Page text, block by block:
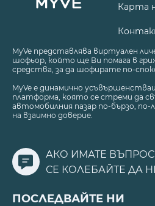
Карта
MyVe представлява виртуален
шофьор, който ще Ви помага в
средства, за да шофирате по-
MyVe е динамично
платформа, която се стреми да
автомобилния пазар по-бързо, по-
на взаимно доверие.
АКО ИМАТЕ
СЕ КОЛЕБАЙТЕ ДА
ПОСЛЕДВАЙТЕ НИ